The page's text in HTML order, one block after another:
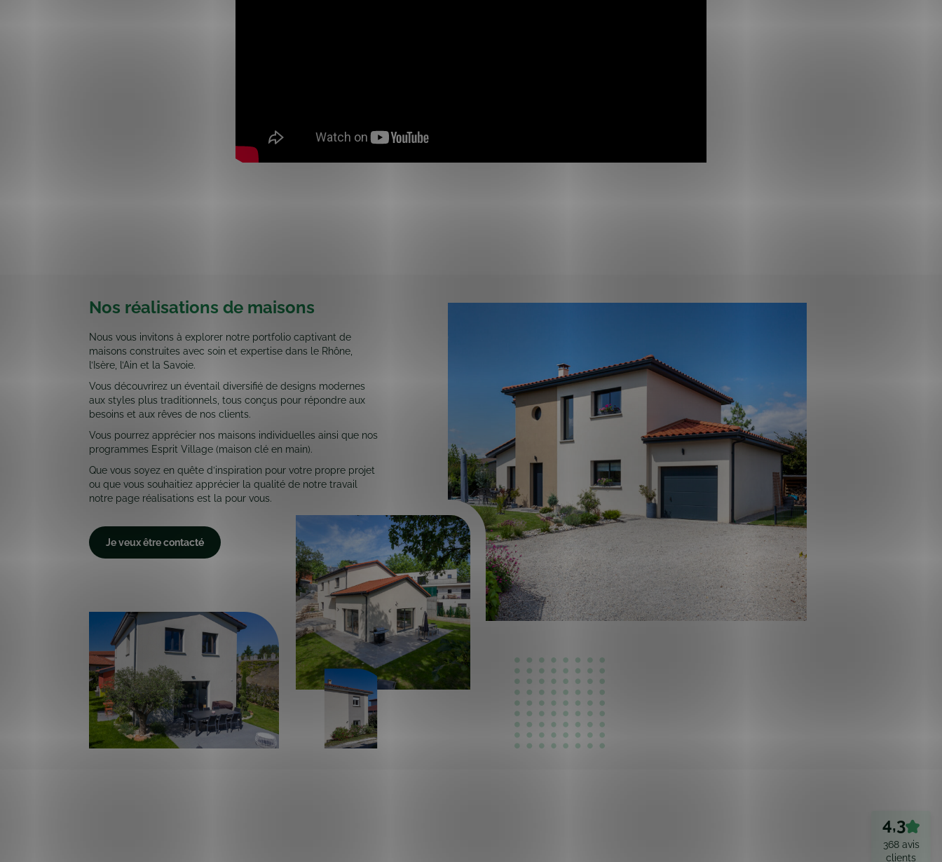
Nos réalisations de maisons
Nous vous invitons à explorer notre portfolio captivant de
maisons construites avec soin et expertise dans le Rhône,
l’Isère, l’Ain et la Savoie.
Vous découvrirez un éventail diversifié de designs modernes
aux styles plus traditionnels, tous conçus pour répondre aux
besoins et aux rêves de nos clients.
Vous pourrez apprécier nos maisons individuelles ainsi que nos
programmes Esprit Village (maison clé en main).
Que vous soyez en quête d’inspiration pour votre propre projet
ou que vous souhaitiez apprécier la qualité de notre travail
notre page réalisations est la pour vous.
Je veux être contacté
4,3
368 avis
clients